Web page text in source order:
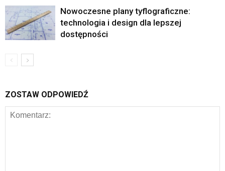
Nowoczesne plany tyflograficzne:
technologia i design dla lepszej
dostępności
ZOSTAW ODPOWIEDŹ